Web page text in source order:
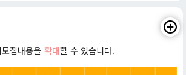
집내용을 확대할 수 있습니다.